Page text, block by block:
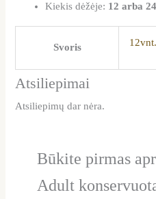
Kiekis dėžėje: 12 arba
Svoris 12vnt.
Atsiliepimai
Atsiliepimų dar nėra.
Būkite pirmas
Adult